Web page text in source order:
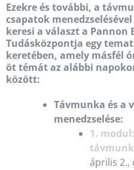
Ezekre és további, a
csapatok
keresi a választ a Pannon
Tudásközpontja egy
keretében, amely másfél
öt témát az alábbi
között:
Távmunka és a
menedzselése:
1.
április